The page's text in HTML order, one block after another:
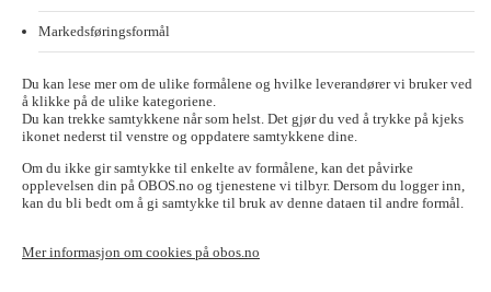
ISIN NO 001 3478834
Lånebeskrivelse
Låneavtale
ISIN NO 001 3457929
Åpent obligasjonslån med flytende rente 2025 / 2029
Markedsføringsformål
Du kan lese mer om de ulike formålene og hvilke leverandører vi bruker ved
å klikke på de ulike kategoriene.
Du kan trekke samtykkene når som helst. Det gjør du ved å trykke på kjeks
ikonet nederst til venstre og oppdatere samtykkene dine.
Om du ikke gir samtykke til enkelte av formålene, kan det påvirke
opplevelsen din på OBOS.no og tjenestene vi tilbyr. Dersom du logger inn,
kan du bli bedt om å gi samtykke til bruk av denne dataen til andre formål.
Mer informasjon om cookies på obos.no